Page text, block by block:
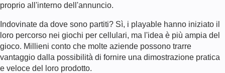
proprio all'interno dell'annuncio.
Indovinate da dove sono partiti? Sì, i playable hanno iniziato il
loro percorso nei giochi per cellulari, ma l'idea è più ampia del
gioco. Millieni conto che molte aziende possono trarre
vantaggio dalla possibilità di fornire una dimostrazione pratica
e veloce del loro prodotto.